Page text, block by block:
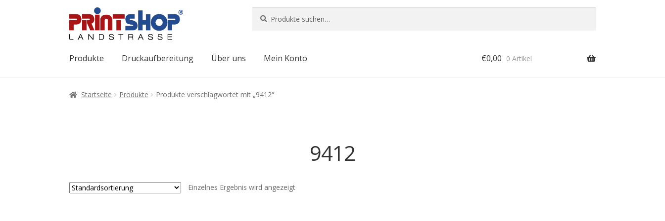
nach:
Produkte Druckaufbereitung Über uns Mein Konto €0,00 0 Artikel
Startseite Produkte Produkte verschlagwortet mit „9412“
9412
Einzelnes Ergebnis wird angezeigt